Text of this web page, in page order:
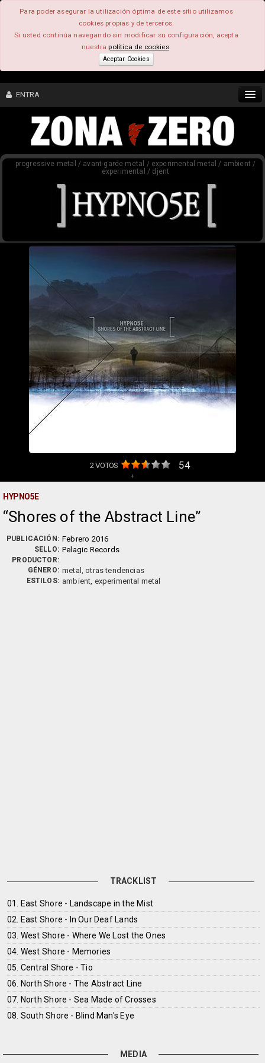
Para poder asegurar la utilización óptima de este sitio utilizamos
cookies propias y de terceros.
Si usted continúa navegando sin modificar su configuración, acepta
nuestrapolítica de cookies.
Aceptar Cookies
ENTRA
CONTENIDO
COMUNIDAD
progressive metal / avant-garde metal / experimental metal / ambient /
experimental / djent
2VOTOS 54
+
HYPNO5E
Shores of the Abstract Line
PUBLICACIÓN: Febrero 2016
SELLO: Pelagic Records
PRODUCTOR:
GÉNERO: metal, otras tendencias
ESTILOS: ambient, experimental metal
TRACKLIST
01. East Shore - Landscape in the Mist
02. East Shore - In Our Deaf Lands
03. West Shore - Where We Lost the Ones
04. West Shore - Memories
05. Central Shore - Tio
06. North Shore - The Abstract Line
07. North Shore - Sea Made of Crosses
08. South Shore - Blind Man's Eye
MEDIA